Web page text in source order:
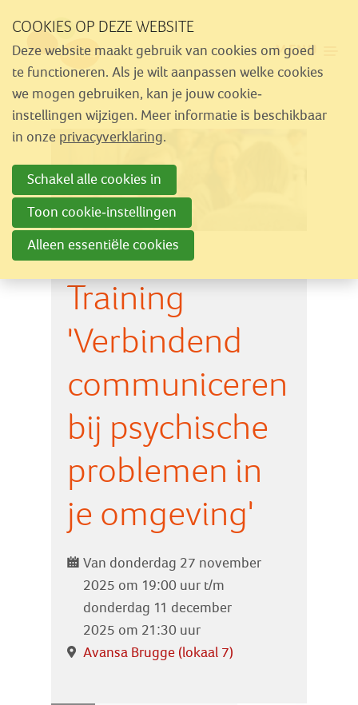
links
over
Spring
naar
navigatie
naar
hoofdinhoud
MENU
Training
'Verbindend
communiceren
bij psychische
problemen in
je omgeving'
Van donderdag 27 november
2025 om 19:00 uur t/m
donderdag 11 december
2025 om 21:30 uur
Avansa Brugge (lokaal 7)
Aanbod
Nieuws
Activiteiten
Over Similes
Contact
Lid worden
Steun Similes
Inloggen
COOKIES OP DEZE WEBSITE
Deze website maakt gebruik van cookies om goed
te functioneren. Als je wilt aanpassen welke cookies
we mogen gebruiken, kan je jouw cookie-
instellingen wijzigen. Meer informatie is beschikbaar
in onze privacyverklaring.
Schakel alle cookies in
Toon cookie-instellingen
Alleen essentiële cookies